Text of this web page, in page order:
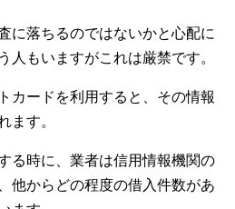
に落ちるのではないかと心配に
人もいますがこれは厳禁です。
カードを利用すると、その情報
ます。
る時に、業者は信用情報機関の
他からどの程度の借入件数があ